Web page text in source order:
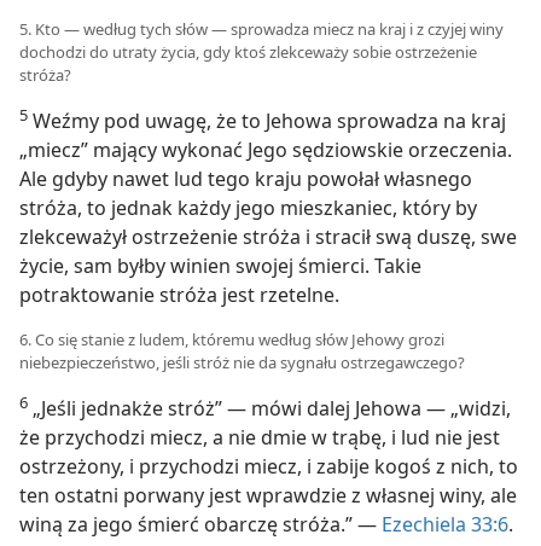
5. Kto — według tych słów — sprowadza miecz na kraj i z czyjej winy
dochodzi do utraty życia, gdy ktoś zlekceważy sobie ostrzeżenie
stróża?
5 Weźmy pod uwagę, że to Jehowa sprowadza na kraj
„miecz” mający wykonać Jego sędziowskie orzeczenia.
Ale gdyby nawet lud tego kraju powołał własnego
stróża, to jednak każdy jego mieszkaniec, który by
zlekceważył ostrzeżenie stróża i stracił swą duszę, swe
życie, sam byłby winien swojej śmierci. Takie
potraktowanie stróża jest rzetelne.
6. Co się stanie z ludem, któremu według słów Jehowy grozi
niebezpieczeństwo, jeśli stróż nie da sygnału ostrzegawczego?
6 „Jeśli jednakże stróż” — mówi dalej Jehowa — „widzi,
że przychodzi miecz, a nie dmie w trąbę, i lud nie jest
ostrzeżony, i przychodzi miecz, i zabije kogoś z nich, to
ten ostatni porwany jest wprawdzie z własnej winy, ale
winą za jego śmierć obarczę stróża.” — Ezechiela 33:6.